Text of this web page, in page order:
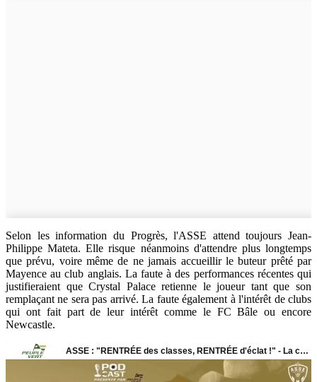
Selon les information du Progrès, l'ASSE attend toujours Jean-
Philippe Mateta. Elle risque néanmoins d'attendre plus longtemps
que prévu, voire même de ne jamais accueillir le buteur prêté par
Mayence au club anglais. La faute à des performances récentes qui
justifieraient que Crystal Palace retienne le joueur tant que son
remplaçant ne sera pas arrivé. La faute également à l'intérêt de clubs
qui ont fait part de leur intérêt comme le FC Bâle ou encore
Newcastle.